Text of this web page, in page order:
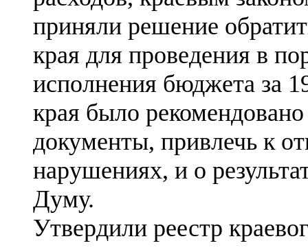
приняли решение
края для проведения в
исполнения бюджета за
края было
документы, привлечь к
нарушениях, и о
Думу.
Утвердили реестр